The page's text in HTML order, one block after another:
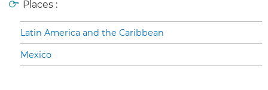
Places :
Latin America and the Caribbean
Mexico